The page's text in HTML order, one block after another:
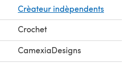
Crèateur indèpendents
Crochet
CamexiaDesigns